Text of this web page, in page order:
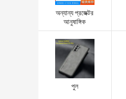
অন্যান্য প্রজেক্টর
আনুষাঙ্গিক
পুল